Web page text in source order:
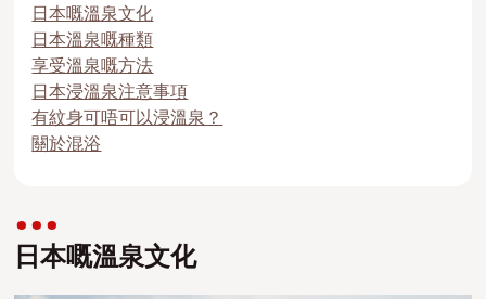
日本嘅溫泉文化
日本溫泉嘅種類
享受溫泉嘅方法
日本浸溫泉注意事項
有紋身可唔可以浸溫泉？
關於混浴
日本嘅溫泉文化